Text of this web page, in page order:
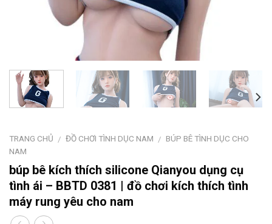
TRANG CHỦ / ĐỒ CHƠI TÌNH DỤC NAM / BÚP BÊ TÌNH DỤC CHO
NAM
búp bê kích thích silicone Qianyou dụng cụ
tình ái – BBTD 0381 | đồ chơi kích thích tình
máy rung yêu cho nam